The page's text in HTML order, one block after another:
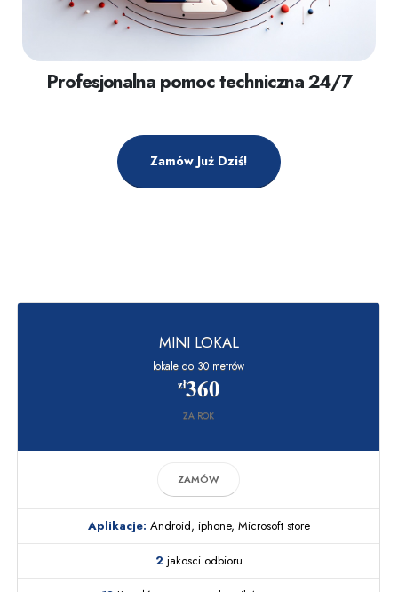
Profesjonalna pomoc techniczna 24/7
Zamów Już Dziś!
MINI LOKAL
lokale do 30 metrów
zł360
ZA ROK
ZAMÓW
Aplikacje: Android, iphone, Microsoft store
2 jakosci odbioru